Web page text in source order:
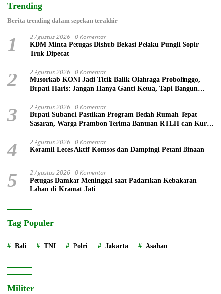
Trending
Berita trending dalam sepekan terakhir
1 2 Agustus 2026 0 Komentar
KDM Minta Petugas Dishub Bekasi Pelaku Pungli Sopir
Truk Dipecat
2 2 Agustus 2026 0 Komentar
Musorkab KONI Jadi Titik Balik Olahraga Probolinggo,
Bupati Haris: Jangan Hanya Ganti Ketua, Tapi Bangun
3 2 Agustus 2026 0 Komentar
Bupati Subandi Pastikan Program Bedah Rumah Tepat
Sasaran, Warga Prambon Terima Bantuan RTLH dan Kursi
4 2 Agustus 2026 0 Komentar
Koramil Leces Aktif Komsos dan Dampingi Petani Binaan
5 2 Agustus 2026 0 Komentar
Petugas Damkar Meninggal saat Padamkan Kebakaran
Lahan di Kramat Jati
Tag Populer
Bali TNI Polri Jakarta Asahan
Militer